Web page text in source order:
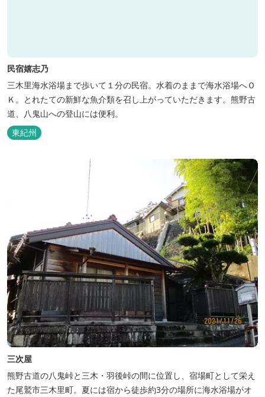
民宿嬉志乃
三木里海水浴場まで歩いて１分の民宿。水着のままで海水浴場へＯ
Ｋ。とれたての新鮮な魚介類を召し上がっていただきます。熊野古
道、八鬼山への登山には便利。
東紀州
三次屋
熊野古道の八鬼峠と三木・羽後峠の間に位置し、宿場町として栄え
た尾鷲市三木里町。夏には宿から徒歩約3分の場所に海水浴場がオ